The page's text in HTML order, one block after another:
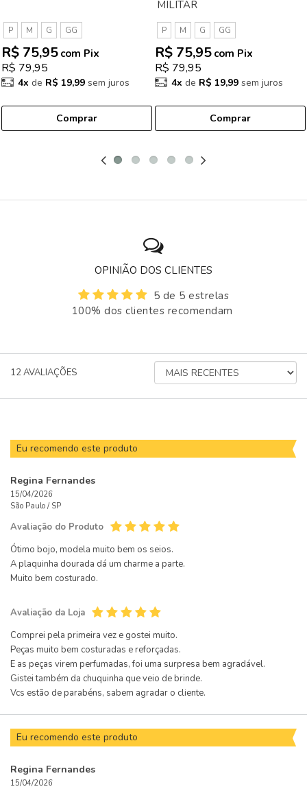
P M G GG
R$ 79,95
R$ 75,95 com Pix
4x de R$ 19,99 sem juros
Comprar
MILITAR
P M G GG
R$ 79,95
R$ 75,95 com Pix
4x de R$ 19,99 sem juros
Comprar
OPINIÃO DOS CLIENTES
5 de 5 estrelas
100% dos clientes recomendam
12AVALIAÇÕES
ORDENAR
AVALIAÇÕES
Eu recomendo este produto
Regina Fernandes
15/04/2026
São Paulo / SP
Avaliação do Produto
Ótimo bojo, modela muito bem os seios.
A plaquinha dourada dá um charme a parte.
Muito bem costurado.
Avaliação da Loja
Comprei pela primeira vez e gostei muito.
Peças muito bem costuradas e reforçadas.
E as peças virem perfumadas, foi uma surpresa bem agradável.
Gistei também da chuquinha que veio de brinde.
Vcs estão de parabéns, sabem agradar o cliente.
Eu recomendo este produto
Regina Fernandes
15/04/2026